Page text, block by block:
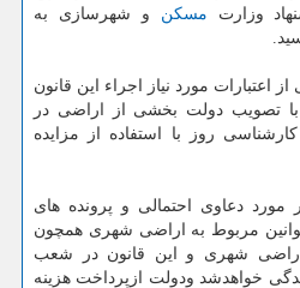
وزارت مسكن و شهرسازی به
از اعتبارات مورد نیاز اجراء این قانون
تصویب دولت بخشی از اراضی در
روز با استفاده از مزایده
در مورد دعاوی احتمالی و پرونده های
مربوط به اراضی شهری همچون
شهری و این قانون در شعب
خواهدشد ودولت ازپرداخت هزینه